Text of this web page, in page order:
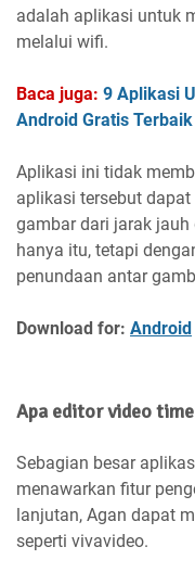
adalah aplikasi untuk
melalui wifi.
Baca juga: 9 Aplikasi
Android Gratis Terbaik
Aplikasi ini tidak
aplikasi tersebut
gambar dari jarak jauh
hanya itu, tetapi
penundaan antar
Download for: Android
Apa editor video
Sebagian besar
menawarkan fitur
lanjutan, Agan dapat
seperti vivavideo.